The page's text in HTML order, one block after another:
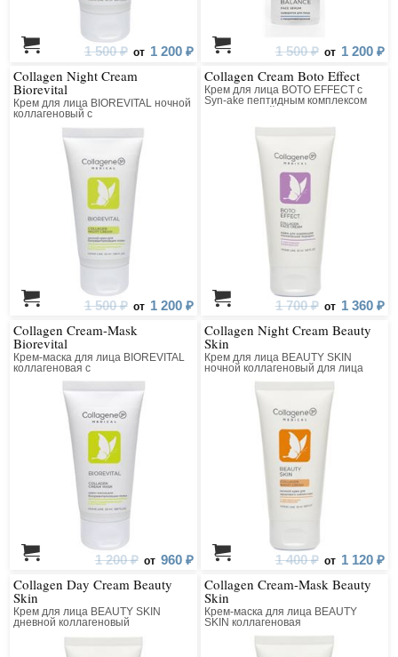
1 500 ₽ от 1 200 ₽ 1 500 ₽ от 1 200 ₽
Collagen Night Cream
Biorevital
Крем для лица BIOREVITAL ночной
коллагеновый с
1 500 ₽ от 1 200 ₽
Collagen Cream Boto Effect
Крем для лица BOTO EFFECT с
Syn-ake пептидным комплексом
1 700 ₽ от 1 360 ₽
Collagen Cream-Mask
Biorevital
Крем-маска для лица BIOREVITAL
коллагеновая с
восстанавливающим комплексом
1 200 ₽ от 960 ₽
Collagen Night Cream Beauty
Skin
Крем для лица BEAUTY SKIN
ночной коллагеновый для лица
1 400 ₽ от 1 120 ₽
Collagen Day Cream Beauty
Skin
Крем для лица BEAUTY SKIN
дневной коллагеновый
Collagen Cream-Mask Beauty
Skin
Крем-маска для лица BEAUTY
SKIN коллагеновая